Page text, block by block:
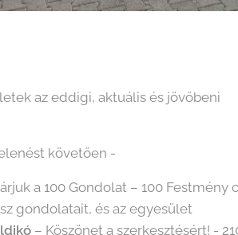
az eddigi, aktuális és jövőbeni
követően -
a 100 Gondolat – 100 Festmény
gondolatait, és az egyesület
– Köszönet a szerkesztésért! -